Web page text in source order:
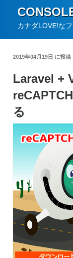
カナダLOVE!な
2019年04月19日 に投稿
Laravel +
る